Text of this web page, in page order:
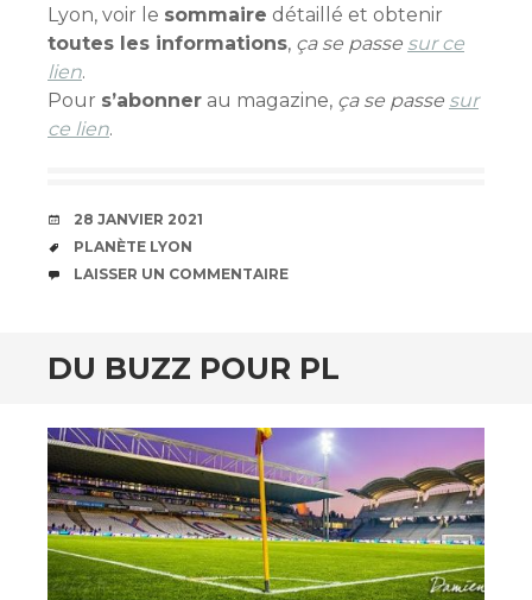
Lyon, voir le sommaire détaillé et obtenir
toutes les informations, ça se passe sur ce
lien.
Pour s’abonner au magazine, ça se passe sur
ce lien.
DATE
28 JANVIER 2021
ÉTIQUETTES
PLANÈTE LYON
COMMENTAIRES
LAISSER UN COMMENTAIRE
DU BUZZ POUR PL